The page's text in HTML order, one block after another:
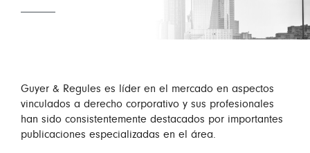
Guyer & Regules es líder en el mercado en aspectos
vinculados a derecho corporativo y sus profesionales
han sido consistentemente destacados por importantes
publicaciones especializadas en el área.